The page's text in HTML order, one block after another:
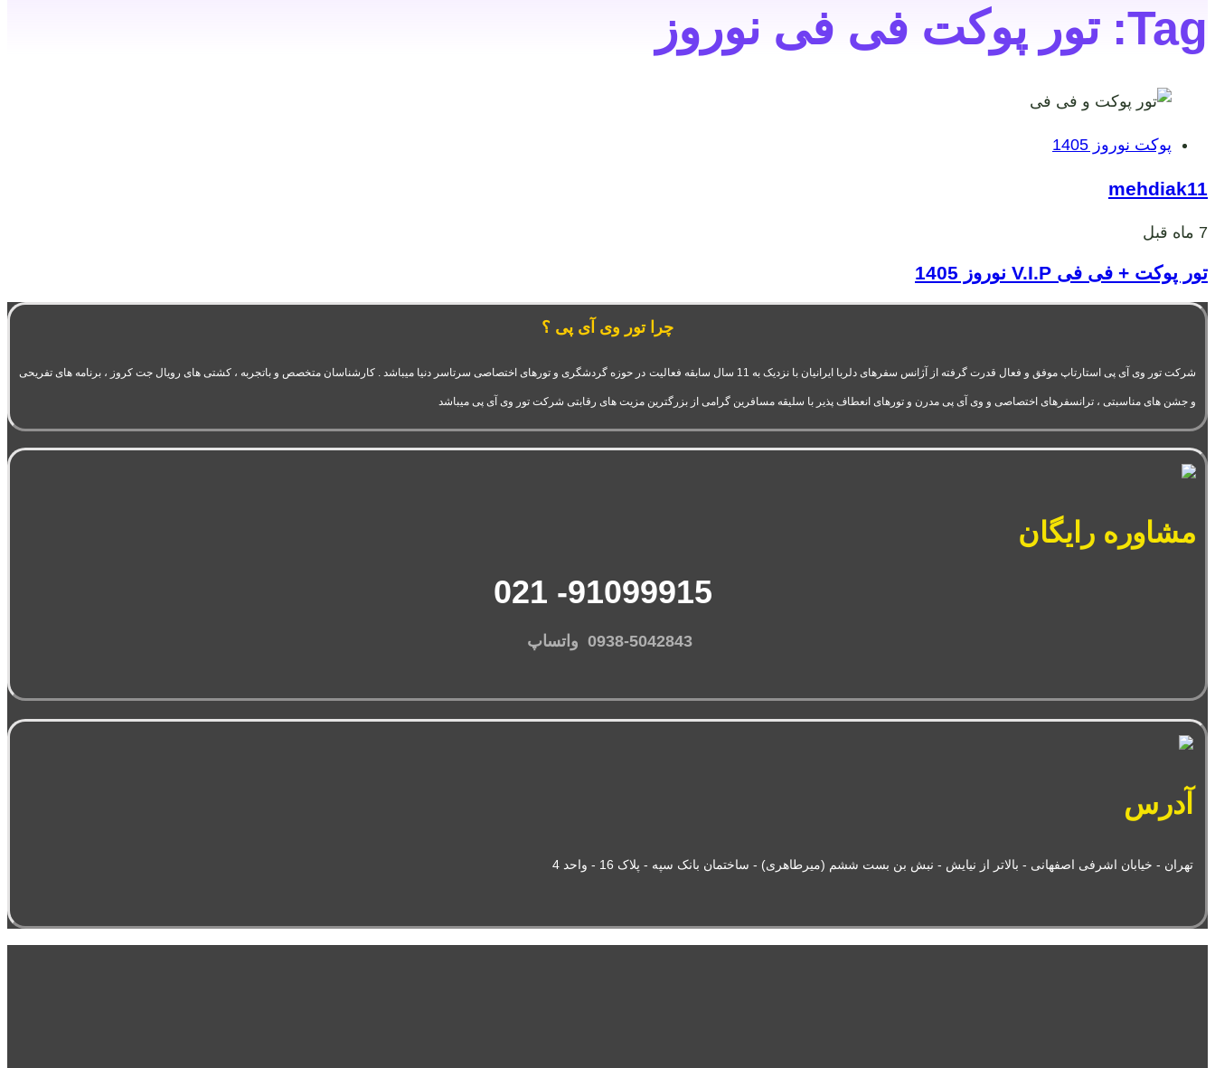
Tag: تور پوکت فی فی نوروز
برچسبپوکت نوروز 1405
mehdiak11
7 ماه قبل
تور پوکت + فی فی V.I.P نوروز 1405
چرا تور وی آی پی ؟
شرکت تور وی آی پی استارتاپ موفق و فعال قدرت گرفته از آژانس سفرهای دلربا ایرانیان با نزدیک به 11 سال سابقه فعالیت در حوزه گردشگری و تورهای اختصاصی سرتاسر دنیا میباشد . کارشناسان متخصص و باتجربه ، کشتی های رویال جت کروز ، برنامه های تفریحی
و جشن های مناسبتی ، ترانسفرهای اختصاصی و وی آی پی مدرن و تورهای انعطاف پذیر با سلیقه مسافرین گرامی از بزرگترین مزیت های رقابتی شرکت تور وی آی پی میباشد
مشاوره رایگان
0938-5042843 واتساپ
آدرس
تهران - خیابان اشرفی اصفهانی - بالاتر از نیایش - نبش بن بست ششم (میرطاهری) - ساختمان بانک سپه - پلاک 16 - واحد 4